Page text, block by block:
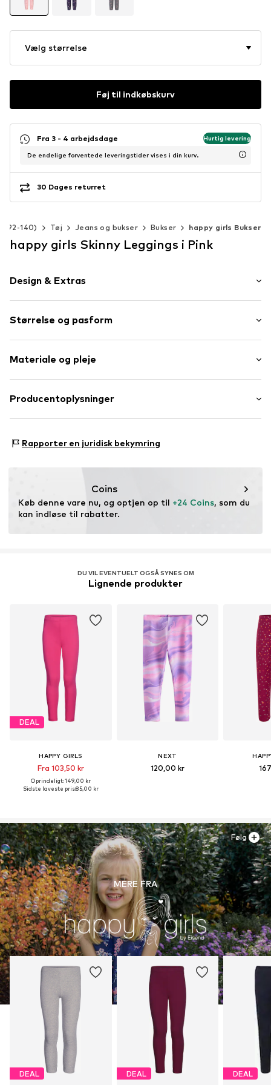
Vælg størrelse
Føj til indkøbskurv
Fra 3 - 4 arbejdsdage Hurtig levering
De endelige forventede leveringstider vises i din kurv.
30 Dages returret
92-140) Tøj Jeans og bukser Bukser happy girls Bukser
happy girls Skinny Leggings i Pink
Design & Extras
Kviltet søm/kant
Elastisk bånd/søm
All-Over-Mønster
Størrelse og pasform
Pasform: Skinny
Materiale og pleje
Materiale: 60% Polyester - PES, 35% Bomuld, 5%
Producentoplysninger
97469 Gochsheim
Rapporter en juridisk bekymring
Coins
Køb denne vare nu, og optjen op til +24 Coins, som du
kan indløse til rabatter.
DU VIL EVENTUELT OGSÅ SYNES OM
Lignende produkter
DEAL
HAPPY GIRLS
Fra 103,50 kr
Oprindeligt: 149,00 kr
Sidste laveste pris:85,00 kr
NEXT
120,00 kr
MERE FRA
DEAL DEAL DEAL
Følg